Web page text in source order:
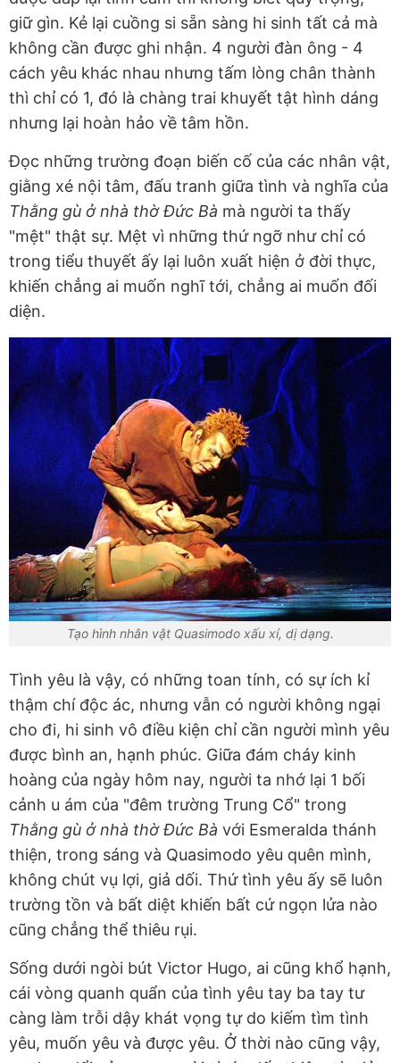
giữ gìn. Kẻ lại cuồng si sẵn sàng hi sinh tất cả mà
không cần được ghi nhận. 4 người đàn ông - 4
cách yêu khác nhau nhưng tấm lòng chân thành
thì chỉ có 1, đó là chàng trai khuyết tật hình dáng
nhưng lại hoàn hảo về tâm hồn.
Đọc những trường đoạn biến cố của các nhân vật,
giằng xé nội tâm, đấu tranh giữa tình và nghĩa của
Thằng gù ở nhà thờ Đức Bà mà người ta thấy
"mệt" thật sự. Mệt vì những thứ ngỡ như chỉ có
trong tiểu thuyết ấy lại luôn xuất hiện ở đời thực,
khiến chẳng ai muốn nghĩ tới, chẳng ai muốn đối
diện.
Tạo hình nhân vật Quasimodo xấu xí, dị dạng.
Tình yêu là vậy, có những toan tính, có sự ích kỉ
thậm chí độc ác, nhưng vẫn có người không ngại
cho đi, hi sinh vô điều kiện chỉ cần người mình yêu
được bình an, hạnh phúc. Giữa đám cháy kinh
hoàng của ngày hôm nay, người ta nhớ lại 1 bối
cảnh u ám của "đêm trường Trung Cổ" trong
Thằng gù ở nhà thờ Đức Bà với Esmeralda thánh
thiện, trong sáng và Quasimodo yêu quên mình,
không chút vụ lợi, giả dối. Thứ tình yêu ấy sẽ luôn
trường tồn và bất diệt khiến bất cứ ngọn lửa nào
cũng chẳng thể thiêu rụi.
Sống dưới ngòi bút Victor Hugo, ai cũng khổ hạnh,
cái vòng quanh quẩn của tình yêu tay ba tay tư
càng làm trỗi dậy khát vọng tự do kiếm tìm tình
yêu, muốn yêu và được yêu. Ở thời nào cũng vậy,